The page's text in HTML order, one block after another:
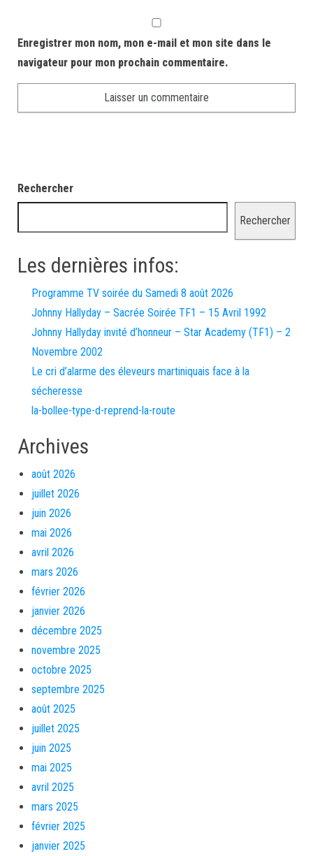
Enregistrer mon nom, mon e-mail et mon site dans le
navigateur pour mon prochain commentaire.
Rechercher
Rechercher
Les dernières infos:
Programme TV soirée du Samedi 8 août 2026
Johnny Hallyday – Sacrée Soirée TF1 – 15 Avril 1992
Johnny Hallyday invité d’honneur – Star Academy (TF1) – 2
Novembre 2002
Le cri d’alarme des éleveurs martiniquais face à la
sécheresse
la-bollee-type-d-reprend-la-route
Archives
août 2026
juillet 2026
juin 2026
mai 2026
avril 2026
mars 2026
février 2026
janvier 2026
décembre 2025
novembre 2025
octobre 2025
septembre 2025
août 2025
juillet 2025
juin 2025
mai 2025
avril 2025
mars 2025
février 2025
janvier 2025